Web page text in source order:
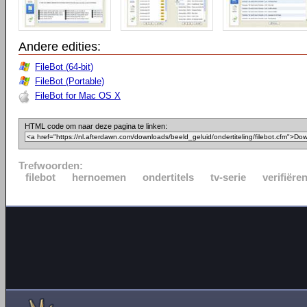
Andere edities:
FileBot (64-bit)
FileBot (Portable)
FileBot for Mac OS X
HTML code om naar deze pagina te linken:
Trefwoorden:
filebot
hernoemen ondertitels tv-serie verifiëren